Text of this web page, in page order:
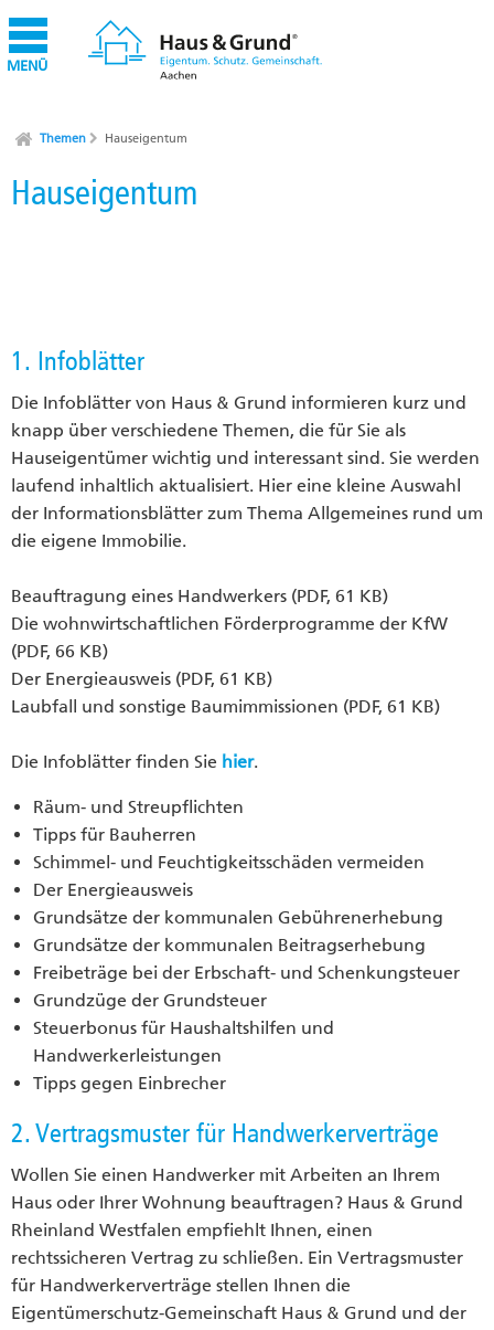
MENÜ
Themen Hauseigentum
Hauseigentum
1. Infoblätter
Die Infoblätter von Haus & Grund informieren kurz und
knapp über verschiedene Themen, die für Sie als
Hauseigentümer wichtig und interessant sind. Sie werden
laufend inhaltlich aktualisiert. Hier eine kleine Auswahl
der Informationsblätter zum Thema Allgemeines rund um
die eigene Immobilie.
Beauftragung eines Handwerkers (PDF, 61 KB)
Die wohnwirtschaftlichen Förderprogramme der KfW
(PDF, 66 KB)
Der Energieausweis (PDF, 61 KB)
Laubfall und sonstige Baumimmissionen (PDF, 61 KB)
Die Infoblätter finden Sie hier.
Räum- und Streupflichten
Tipps für Bauherren
Schimmel- und Feuchtigkeitsschäden vermeiden
Der Energieausweis
Grundsätze der kommunalen Gebührenerhebung
Grundsätze der kommunalen Beitragserhebung
Freibeträge bei der Erbschaft- und Schenkungsteuer
Grundzüge der Grundsteuer
Steuerbonus für Haushaltshilfen und
Handwerkerleistungen
Tipps gegen Einbrecher
2. Vertragsmuster für Handwerkerverträge
Wollen Sie einen Handwerker mit Arbeiten an Ihrem
Haus oder Ihrer Wohnung beauftragen? Haus & Grund
Rheinland Westfalen empfiehlt Ihnen, einen
rechtssicheren Vertrag zu schließen. Ein Vertragsmuster
für Handwerkerverträge stellen Ihnen die
Eigentümerschutz-Gemeinschaft Haus & Grund und der